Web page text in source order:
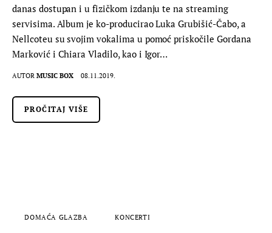
danas dostupan i u fizičkom izdanju te na streaming
servisima. Album je ko-producirao Luka Grubišić-Čabo, a
Nellcoteu su svojim vokalima u pomoć priskočile Gordana
Marković i Chiara Vladilo, kao i Igor…
AUTOR MUSIC BOX 08.11.2019.
PROČITAJ VIŠE
DOMAĆA GLAZBA KONCERTI